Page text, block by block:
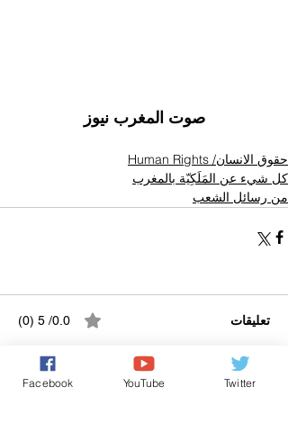
صوت المغرب نيوز
حقوق الانسان/ Human Rights
كل شيء عن المَلَكِيّة بالمغرب
من رسائل الشعب
تعليقات 0.0/ 5 (0)
التعليق والتقييم...
Facebook YouTube Twitter